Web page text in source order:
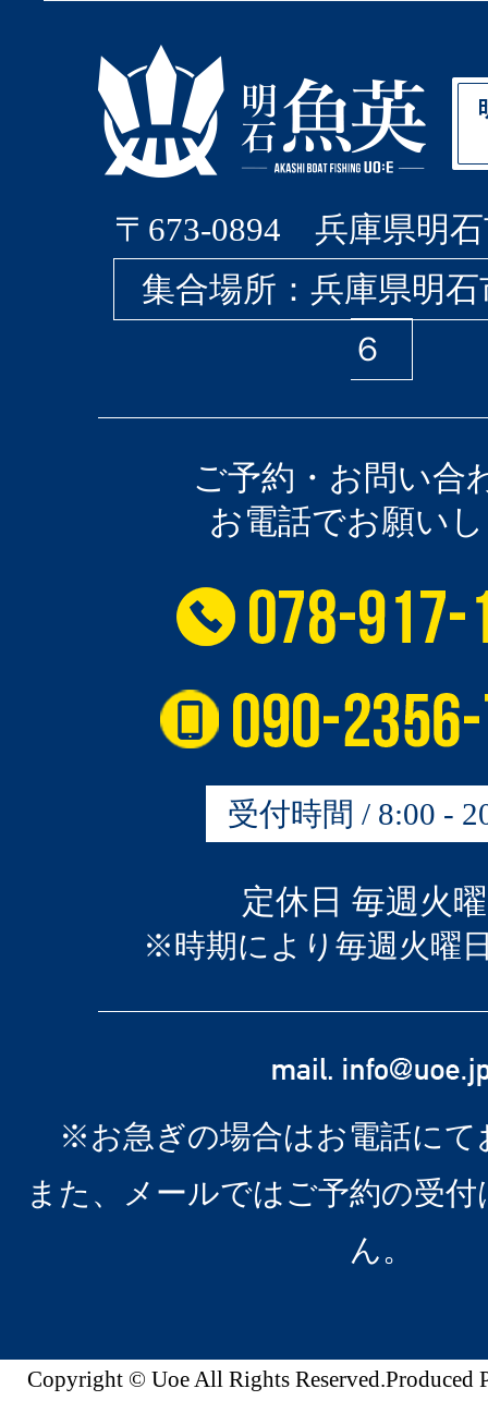
〒673-0894 兵庫県明石
集合場所：兵庫県明
６
ご予約・お問い合
お電話でお願い
受付時間 / 8:00 -
定休日 毎週火
※時期により毎週火曜
※お急ぎの場合はお電話にて
また、メールではご予約の受
ん。
Copyright © Uoe All Rights Reserved.Produced